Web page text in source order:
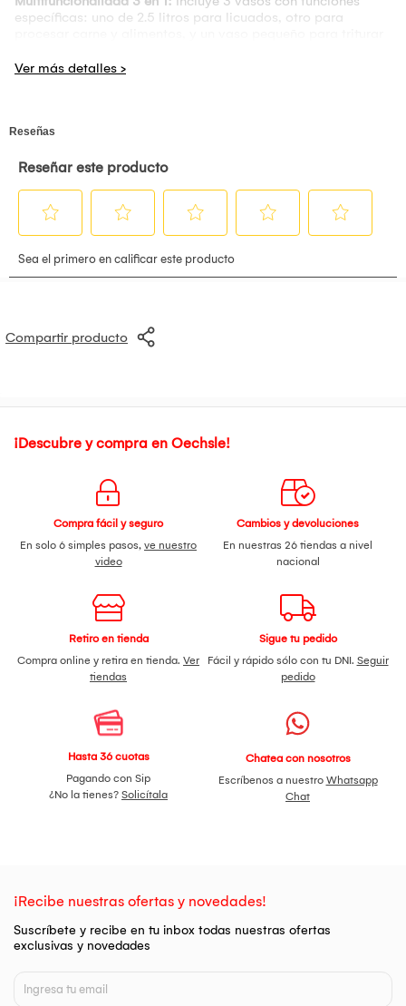
específicas: uno de 2.5 litros para licuados, otro para
Potencia Superior:
alta calidad, garantizando resistencia y durabilidad para un
Fácil de Usar:Controles de botón intuitivos y 15 velocidades
perfectos en cada preparación.
Seguridad Garantizada:
Cuenta con bloqueo de seguridad
para evitar accidentes durante su funcionamiento, brindando
Compartir producto
¡Descubre y compra en Oechsle!
Compra fácil y seguro
En solo 6 simples pasos, ve nuestro
video
Cambios y devoluciones
En nuestras 26 tiendas a nivel
nacional
Retiro en tienda
Compra online y retira en tienda. Ver
tiendas
Sigue tu pedido
Fácil y rápido sólo con tu DNI. Seguir
pedido
Hasta 36 cuotas
Pagando con Sip
¿No la tienes? Solicítala
Chatea con nosotros
Escríbenos a nuestro Whatsapp
Chat
¡Recibe nuestras ofertas y novedades!
Suscríbete y recibe en tu inbox todas nuestras ofertas
exclusivas y novedades